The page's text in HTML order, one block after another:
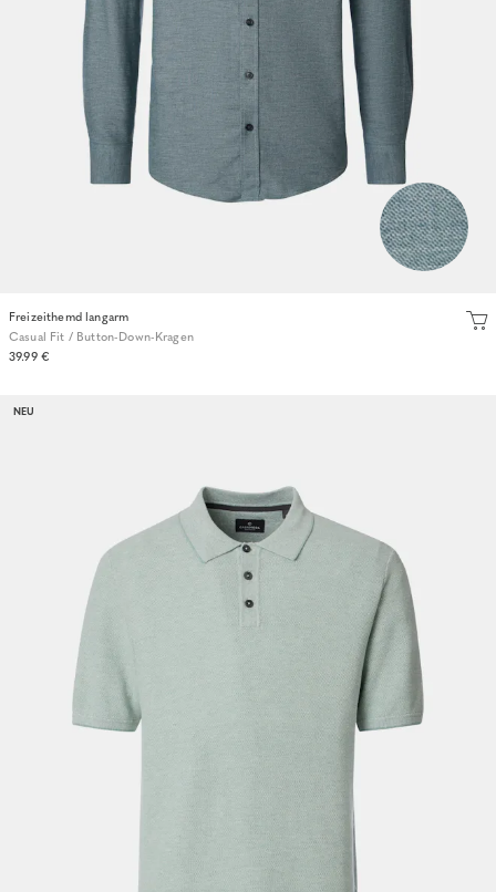
Freizeithemd langarm
Casual Fit / Button-Down-Kragen
39.99 €
NEU